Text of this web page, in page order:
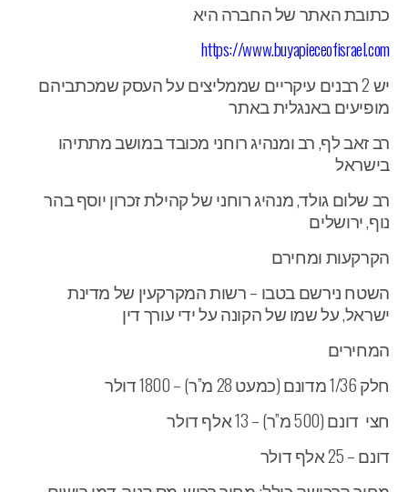
כתובת האתר של החברה היא
https://www.buyapieceofisrael.com
יש 2 רבנים עיקריים שממליצים על העסק שמכתביהם
מופיעים באנגלית באתר
רב זאב לף, רב ומנהיג רוחני מכובד במושב מתתיהו
בישראל
רב שלום גולד, מנהיג רוחני של קהילת זכרון יוסף בהר
נוף, ירושלים
הקרקעות ומחירם
השטח נירשם בטבו – רשות המקרקעין של מדינת
ישראל, על שמו של הקונה על ידי עורך דין
המחירים
חלק 1/36 מדונם (כמעט 28 מ”ר) – 1800 דולר
חצי דונם (500 מ”ר) – 13 אלף דולר
דונם – 25 אלף דולר